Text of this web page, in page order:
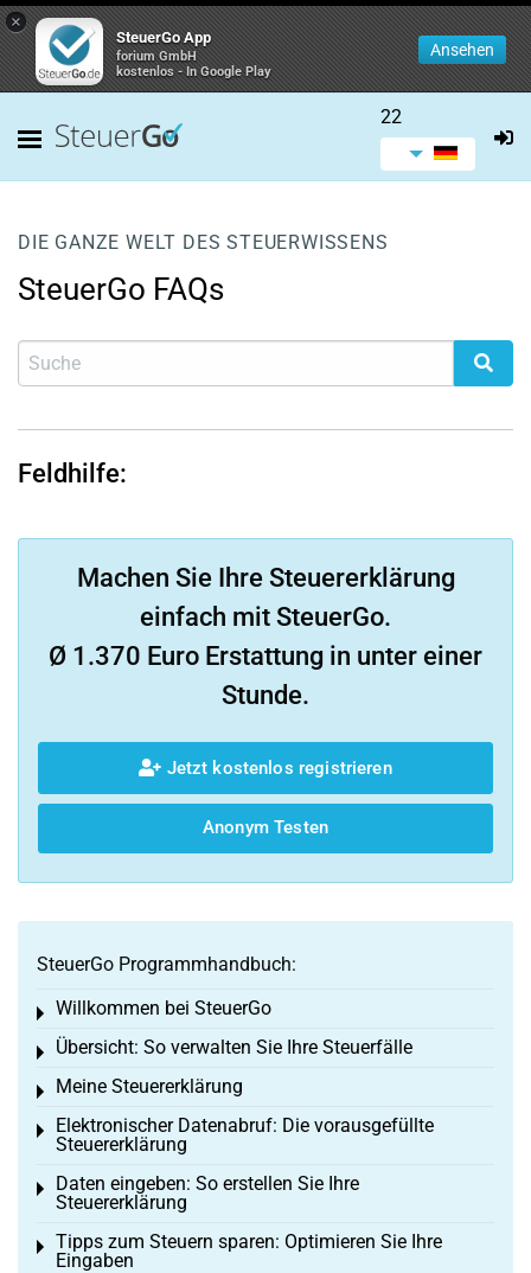
×
SteuerGo App
forium GmbH
kostenlos - In Google Play
Ansehen
22
DIE GANZE WELT DES STEUERWISSENS
SteuerGo FAQs
Feldhilfe:
Machen Sie Ihre Steuererklärung
einfach mit SteuerGo.
Ø 1.370 Euro Erstattung in unter einer
Stunde.
Jetzt kostenlos registrieren
Anonym Testen
SteuerGo Programmhandbuch:
Willkommen bei SteuerGo
Toggle menu
Übersicht: So verwalten Sie Ihre Steuerfälle
Toggle menu
Meine Steuererklärung
Toggle menu
Elektronischer Datenabruf: Die vorausgefüllte
Steuererklärung
Toggle menu
Daten eingeben: So erstellen Sie Ihre
Steuererklärung
Toggle menu
Tipps zum Steuern sparen: Optimieren Sie Ihre
Eingaben
Toggle menu